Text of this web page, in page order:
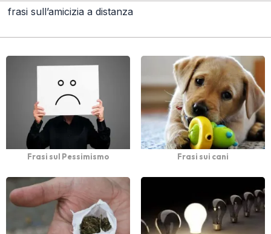
frasi sull’amicizia a distanza
Frasi sul Pessimismo Frasi sui cani